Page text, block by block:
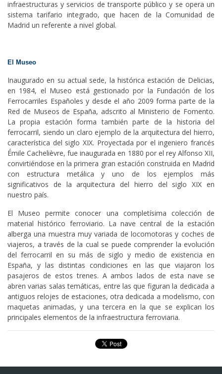
infraestructuras y servicios de transporte público y se opera un
sistema tarifario integrado, que hacen de la Comunidad de
Madrid un referente a nivel global.
El Museo
Inaugurado en su actual sede, la histórica estación de Delicias,
en 1984, el Museo está gestionado por la Fundación de los
Ferrocarriles Españoles y desde el año 2009 forma parte de la
Red de Museos de España, adscrito al Ministerio de Fomento.
La propia estación forma también parte de la historia del
ferrocarril, siendo un claro ejemplo de la arquitectura del hierro,
característica del siglo XIX. Proyectada por el ingeniero francés
Émile Cachelièvre, fue inaugurada en 1880 por el rey Alfonso XII,
convirtiéndose en la primera gran estación construida en Madrid
con estructura metálica y uno de los ejemplos más
significativos de la arquitectura del hierro del siglo XIX en
nuestro país.
El Museo permite conocer una completísima colección de
material histórico ferroviario. La nave central de la estación
alberga una muestra muy variada de locomotoras y coches de
viajeros, a través de la cual se puede comprender la evolución
del ferrocarril en su más de siglo y medio de existencia en
España, y las distintas condiciones en las que viajaron los
pasajeros de estos trenes. A ambos lados de esta nave se
abren varias salas temáticas, entre las que figuran la dedicada a
antiguos relojes de estaciones, otra dedicada a modelismo, con
maquetas animadas, y una tercera en la que se explican los
principales elementos de la infraestructura ferroviaria.